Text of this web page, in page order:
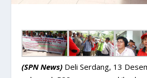
(SPN News) Deli Serdang, 13